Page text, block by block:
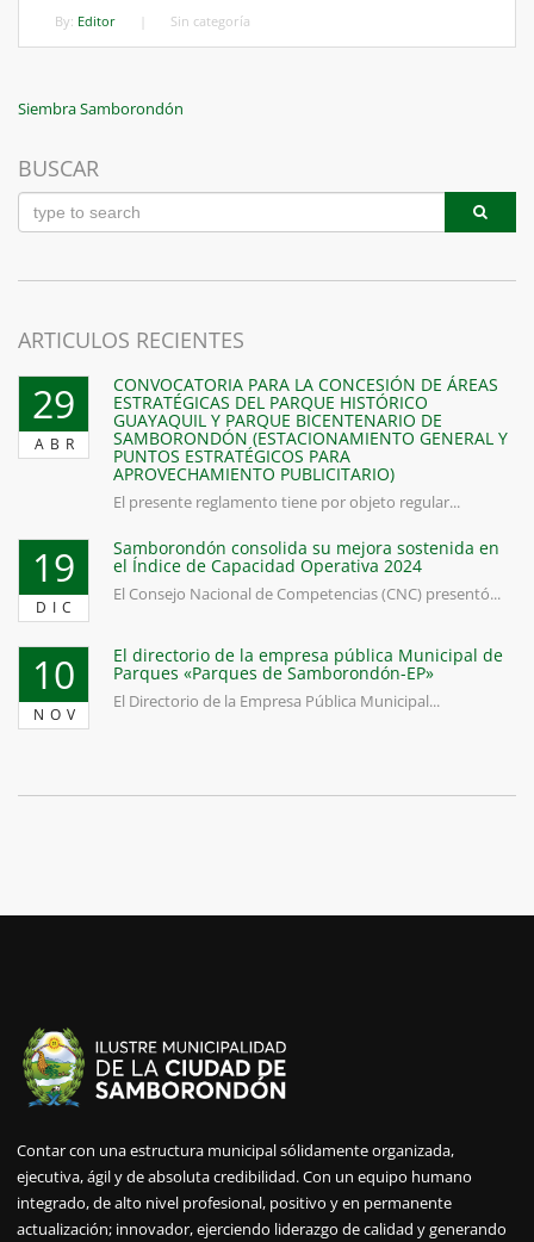
By: Editor Sin categoría
Navegación
de
entradas
Previous
Siembra Samborondón
BUSCAR
ARTICULOS RECIENTES
29
ABR
CONVOCATORIA PARA LA CONCESIÓN DE ÁREAS
ESTRATÉGICAS DEL PARQUE HISTÓRICO
GUAYAQUIL Y PARQUE BICENTENARIO DE
SAMBORONDÓN (ESTACIONAMIENTO GENERAL Y
PUNTOS ESTRATÉGICOS PARA
APROVECHAMIENTO PUBLICITARIO)
El presente reglamento tiene por objeto regular...
19
DIC
Samborondón consolida su mejora sostenida en
el Índice de Capacidad Operativa 2024
El Consejo Nacional de Competencias (CNC) presentó...
10
NOV
El directorio de la empresa pública Municipal de
Parques «Parques de Samborondón-EP»
El Directorio de la Empresa Pública Municipal...
Contar con una estructura municipal sólidamente organizada,
ejecutiva, ágil y de absoluta credibilidad. Con un equipo humano
integrado, de alto nivel profesional, positivo y en permanente
actualización; innovador, ejerciendo liderazgo de calidad y generando